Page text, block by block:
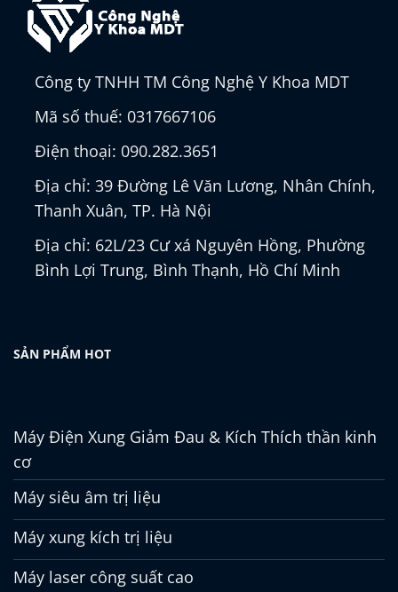
Công ty TNHH TM Công Nghệ Y Khoa MDT
Mã số thuế: 0317667106
Điện thoại: 090.282.3651
Địa chỉ: 39 Đường Lê Văn Lương, Nhân Chính,
Thanh Xuân, TP. Hà Nội
Địa chỉ: 62L/23 Cư xá Nguyên Hồng, Phường
Bình Lợi Trung, Bình Thạnh, Hồ Chí Minh
SẢN PHẨM HOT
Máy Điện Xung Giảm Đau & Kích Thích thần kinh
cơ
Máy siêu âm trị liệu
Máy xung kích trị liệu
Máy laser công suất cao